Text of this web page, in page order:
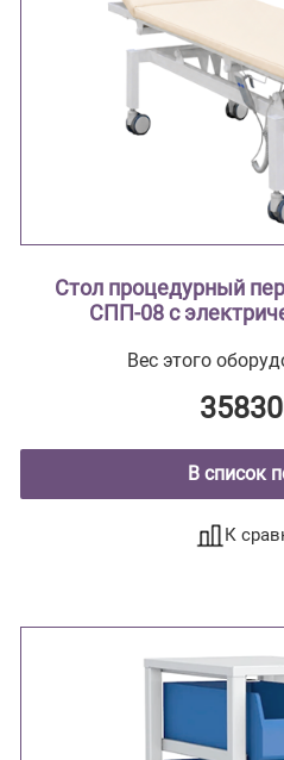
Стол процедурный
СПП-08 с электрическим приводом
Вес этого
В список
К